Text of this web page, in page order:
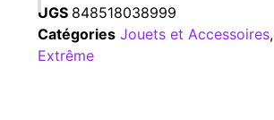
UGS 848518038999
Catégories Jouets et Accessoires,
Extrême